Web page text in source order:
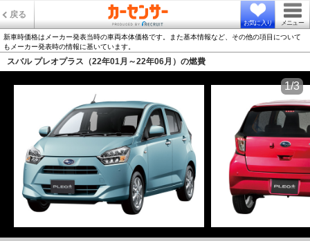
戻る
お気に入り メニュー
新車時価格はメーカー発表当時の車両本体価格です。また基本情報など、その他の項目について
もメーカー発表時の情報に基いています。
スバル プレオプラス（22年01月～22年06月）の燃費
1/3